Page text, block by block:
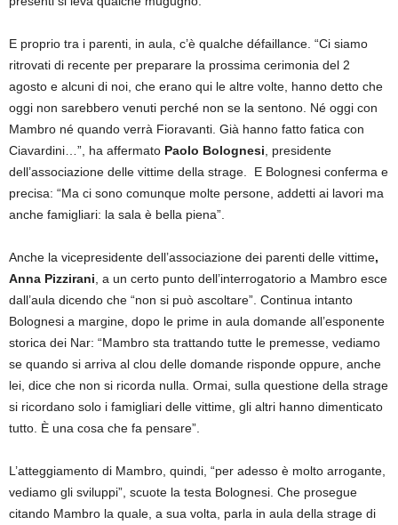
E proprio tra i parenti, in aula, c’è qualche défaillance. “Ci siamo
ritrovati di recente per preparare la prossima cerimonia del 2
agosto e alcuni di noi, che erano qui le altre volte, hanno detto che
oggi non sarebbero venuti perché non se la sentono. Né oggi con
Mambro né quando verrà Fioravanti. Già hanno fatto fatica con
Ciavardini…”, ha affermato Paolo Bolognesi , presidente
dell’associazione delle vittime della strage. E Bolognesi conferma e
precisa: “Ma ci sono comunque molte persone, addetti ai lavori ma
anche famigliari: la sala è bella piena”.
Anche la vicepresidente dell’associazione dei parenti delle vittime,
Anna Pizzirani , a un certo punto dell’interrogatorio a Mambro esce
dall’aula dicendo che “non si può ascoltare”. Continua intanto
Bolognesi a margine, dopo le prime in aula domande all’esponente
storica dei Nar: “Mambro sta trattando tutte le premesse, vediamo
se quando si arriva al clou delle domande risponde oppure, anche
lei, dice che non si ricorda nulla. Ormai, sulla questione della strage
si ricordano solo i famigliari delle vittime, gli altri hanno dimenticato
tutto. È una cosa che fa pensare”.
L’atteggiamento di Mambro, quindi, “per adesso è molto arrogante,
vediamo gli sviluppi”, scuote la testa Bolognesi. Che prosegue
citando Mambro la quale, a sua volta, parla in aula della strage di